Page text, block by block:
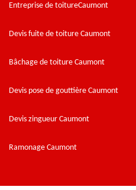
Entreprise de toitureCaumont
Devis fuite de toiture Caumont
Bâchage de toiture Caumont
Devis pose de gouttière Caumont
Devis zingueur Caumont
Ramonage Caumont